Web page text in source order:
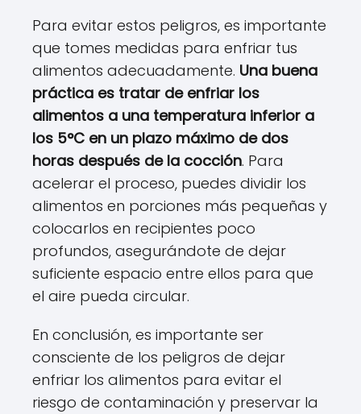
Para evitar estos peligros, es importante
que tomes medidas para enfriar tus
alimentos adecuadamente. Una buena
práctica es tratar de enfriar los
alimentos a una temperatura inferior a
los 5°C en un plazo máximo de dos
horas después de la cocción. Para
acelerar el proceso, puedes dividir los
alimentos en porciones más pequeñas y
colocarlos en recipientes poco
profundos, asegurándote de dejar
suficiente espacio entre ellos para que
el aire pueda circular.
En conclusión, es importante ser
consciente de los peligros de dejar
enfriar los alimentos para evitar el
riesgo de contaminación y preservar la